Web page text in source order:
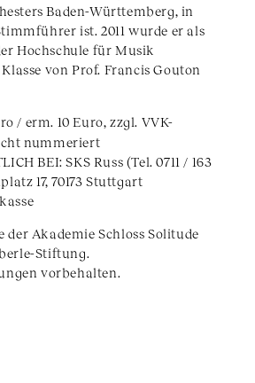
Baden-Württemberg, in
ist. 2011 wurde er als
Hochschule für Musik
von Prof. Francis Gouton
/ erm. 10 Euro, zzgl. VVK-
nummeriert
BEI: SKS Russ (Tel. 0711 / 163
17, 70173 Stuttgart
der Akademie Schloss Solitude
Stiftung.
vorbehalten.